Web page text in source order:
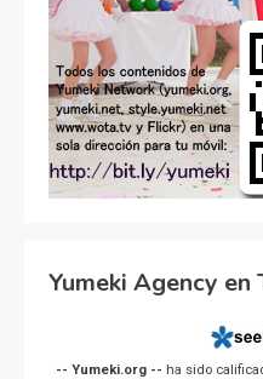
Yumeki Agency en
-- Yumeki.org -- ha sido